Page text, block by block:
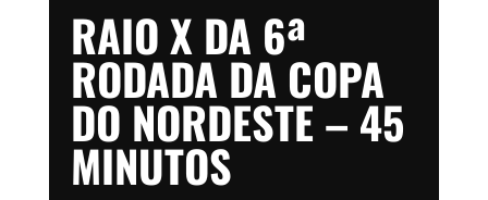
RAIO X DA 6ª
RODADA DA COPA
DO NORDESTE – 45
MINUTOS